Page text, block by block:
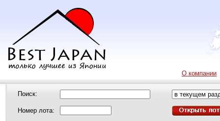
О компании
Поиск:
Номер лота: